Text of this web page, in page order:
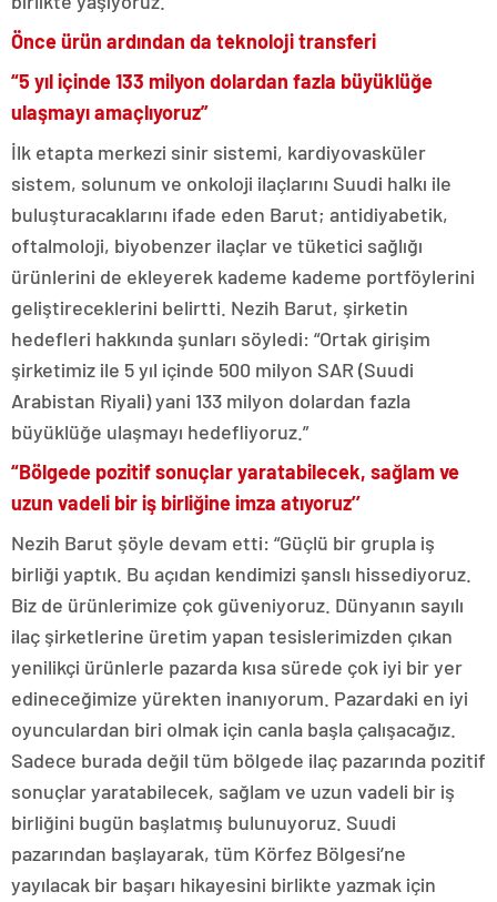
Önce ürün ardından da teknoloji transferi
“5 yıl içinde 133 milyon dolardan fazla büyüklüğe
ulaşmayı amaçlıyoruz”
İlk etapta merkezi sinir sistemi, kardiyovasküler
sistem, solunum ve onkoloji ilaçlarını Suudi halkı ile
buluşturacaklarını ifade eden Barut; antidiyabetik,
oftalmoloji, biyobenzer ilaçlar ve tüketici sağlığı
ürünlerini de ekleyerek kademe kademe portföylerini
geliştireceklerini belirtti. Nezih Barut, şirketin
hedefleri hakkında şunları söyledi: “Ortak girişim
şirketimiz ile 5 yıl içinde 500 milyon SAR (Suudi
Arabistan Riyali) yani 133 milyon dolardan fazla
büyüklüğe ulaşmayı hedefliyoruz.”
“Bölgede pozitif sonuçlar yaratabilecek, sağlam ve
uzun vadeli bir iş birliğine imza atıyoruz’’
Nezih Barut şöyle devam etti: “Güçlü bir grupla iş
birliği yaptık. Bu açıdan kendimizi şanslı hissediyoruz.
Biz de ürünlerimize çok güveniyoruz. Dünyanın sayılı
ilaç şirketlerine üretim yapan tesislerimizden çıkan
yenilikçi ürünlerle pazarda kısa sürede çok iyi bir yer
edineceğimize yürekten inanıyorum. Pazardaki en iyi
oyunculardan biri olmak için canla başla çalışacağız.
Sadece burada değil tüm bölgede ilaç pazarında pozitif
sonuçlar yaratabilecek, sağlam ve uzun vadeli bir iş
birliğini bugün başlatmış bulunuyoruz. Suudi
pazarından başlayarak, tüm Körfez Bölgesi’ne
yayılacak bir başarı hikayesini birlikte yazmak için